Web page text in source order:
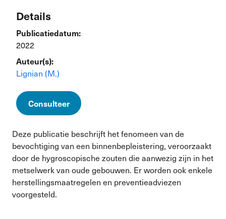
Details
Publicatiedatum:
2022
Auteur(s):
Lignian (M.)
Consulteer
Deze publicatie beschrijft het fenomeen van de
bevochtiging van een binnenbepleistering, veroorzaakt
door de hygroscopische zouten die aanwezig zijn in het
metselwerk van oude gebouwen. Er worden ook enkele
herstellingsmaatregelen en preventieadviezen
voorgesteld.